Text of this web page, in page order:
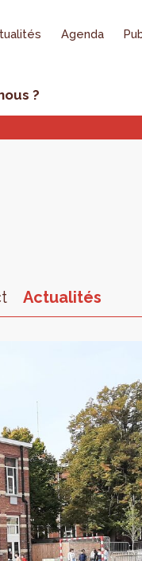
Agenda
?
Actualités